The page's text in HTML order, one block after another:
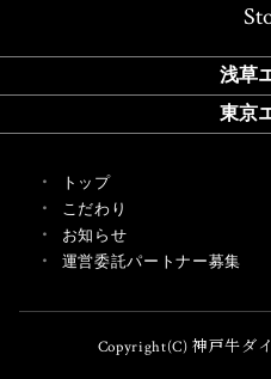
浅草
東京
トップ
こだわり
お知らせ
運営委託パートナー募集
Copyright(C) 神戸牛ダ